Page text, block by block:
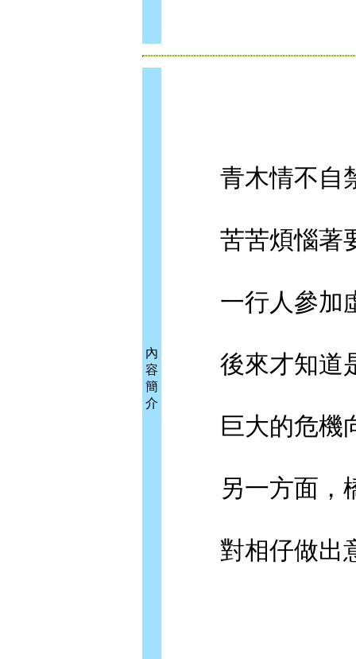
內
容
簡
介
青木情不自
苦苦煩惱著要
一行人參加虛
後來才知道是
巨大的危機
另一方面，
對相仔做出